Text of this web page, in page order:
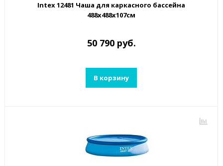
Intex 12481 Чаша для каркасного бассейна
488х488х107см
50 790 руб.
В корзину